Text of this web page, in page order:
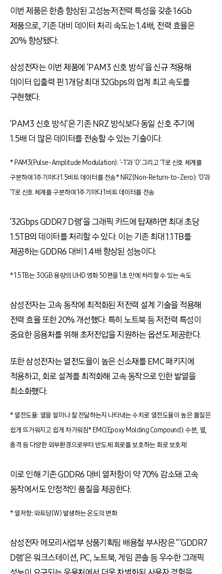
이번 제품은 한층 향상된 고성능·저전력 특성을 갖춘16Gb
제품으로, 기존 대비 데이터 처리 속도는1.4배, 전력 효율은
20% 향상됐다.
삼성전자는 이번 제품에 ‘PAM3 신호 방식’을 신규 적용해
데이터 입출력 핀1개당 최대 32Gbps의 업계 최고 속도를
구현했다.
‘PAM3 신호 방식’은 기존NRZ 방식보다 동일 신호 주기에
1.5배 더 많은 데이터를 전송할 수 있는 기술이다.
* PAM3(Pulse-Amplitude Modulation): ‘-1’과 ‘0’ 그리고 ‘1’로 신호 체계를
구분하여 1주기마다 1.5비트 데이터를 전송* NRZ(Non-Return-to-Zero): ‘0’과
‘1’로 신호 체계를 구분하여 1주기마다 1비트 데이터를 전송
‘32Gbps GDDR7 D램’을 그래픽 카드에 탑재하면 최대 초당
1.5TB의 데이터를 처리할 수 있다. 이는 기존 최대1.1TB를
제공하는GDDR6 대비 1.4배 향상된 성능이다.
* 1.5TB는 30GB 용량의 UHD 영화 50편을 1초 만에 처리할 수 있는 속도
삼성전자는 고속 동작에 최적화된 저전력 설계 기술을 적용해
전력 효율 또한20% 개선했다.특히 노트북 등 저전력 특성이
중요한 응용처를 위해 초저전압을 지원하는 옵션도 제공한다.
또한 삼성전자는 열전도율이 높은 신소재를EMC패키지에
적용하고, 회로 설계를 최적화해 고속 동작으로 인한 발열을
최소화했다.
* 열전도율: 열을 얼마나 잘 전달하는지 나타내는 수치로 열전도율이 높은 물질은
쉽게 뜨거워지고 쉽게 차가워짐* EMC(Epoxy Molding Compound): 수분, 열,
충격 등 다양한 외부환경으로부터 반도체 회로를 보호하는 회로 보호제
이로 인해 기존GDDR6 대비 열저항이 약70% 감소돼 고속
동작에서도 안정적인 품질을 제공한다.
* 열저항: 와트당(W) 발생하는 온도의 변화
삼성전자 메모리사업부 상품기획팀 배용철 부사장은“‘GDDR7
D램’은 워크스테이션, PC,노트북, 게임 콘솔 등 우수한 그래픽